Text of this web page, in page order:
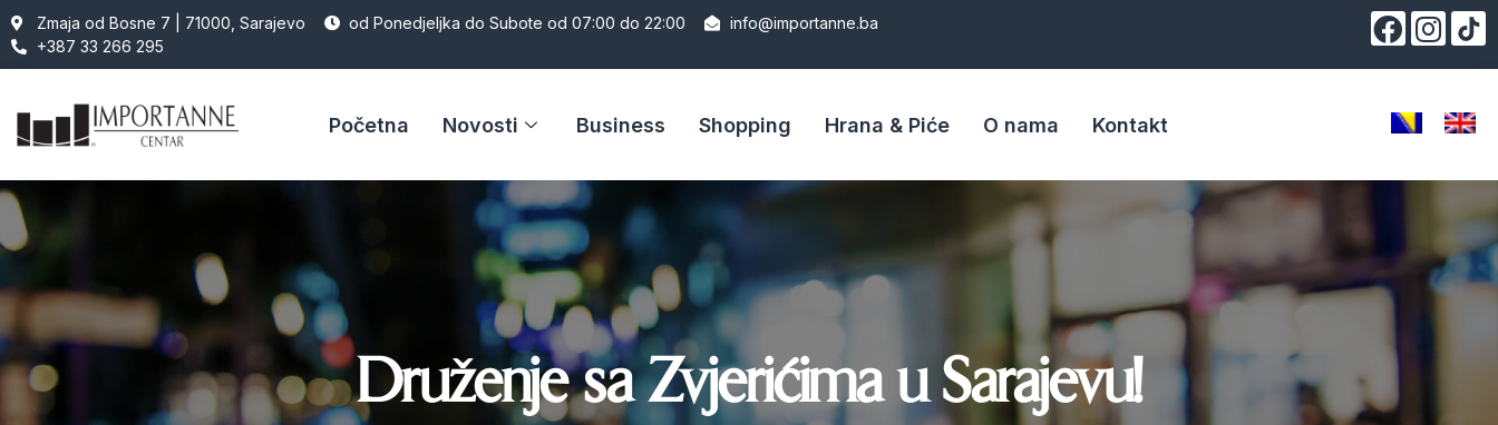
Zmaja od Bosne 7 | 71000, Sarajevo od Ponedjeljka do Subote od 07:00 do 22:00
info@importanne.ba
+387 33 266 295
Početna Novosti Business Shopping Hrana & Piće O nama Kontakt
Druženje sa Zvjerićima u Sarajevu!